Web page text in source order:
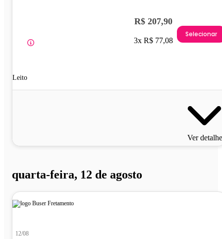
Leito
R$ 207,90
3x R$ 77,08
Selecionar
Ver
quarta-feira, 12 de agosto
12/08